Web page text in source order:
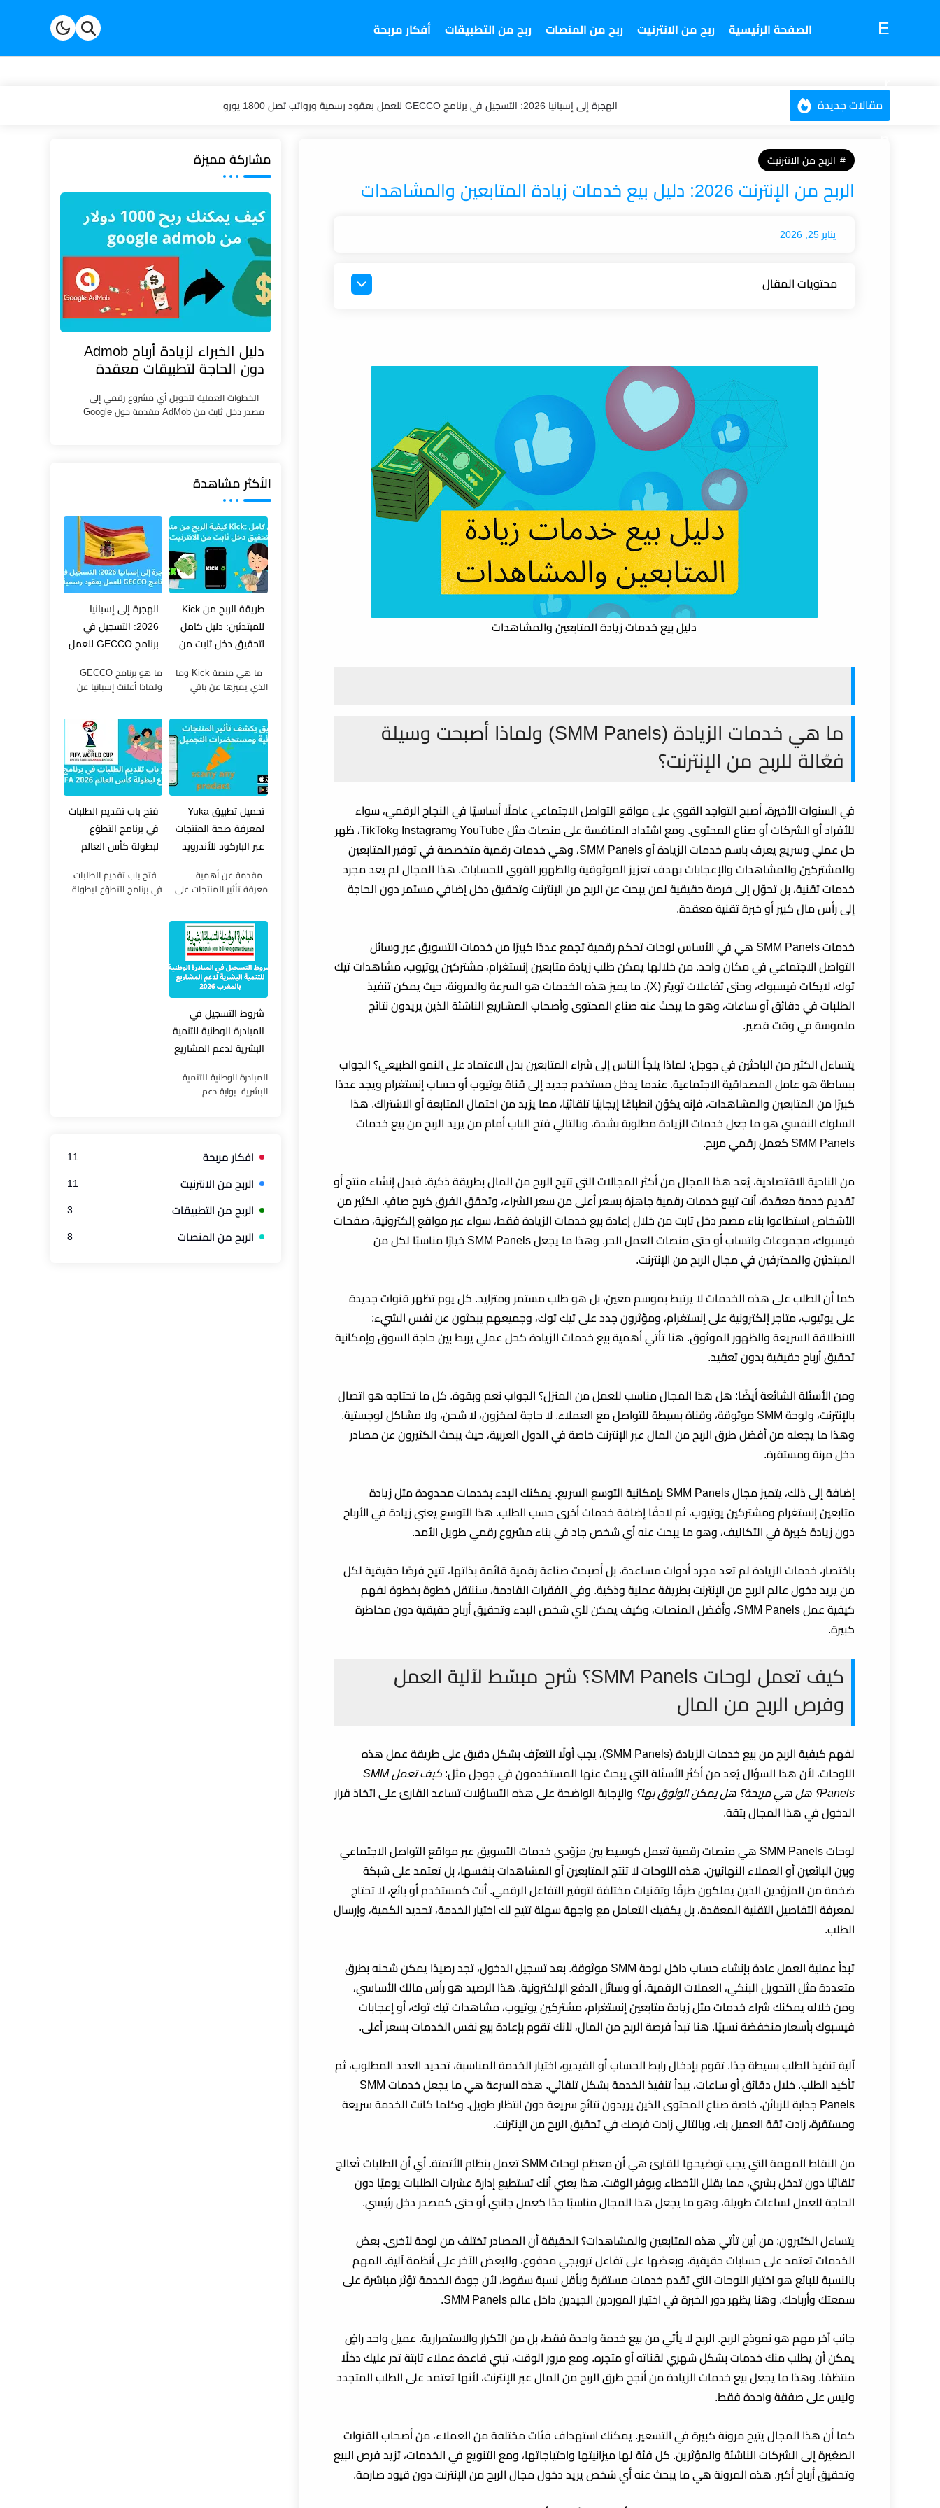
E الصفحة الرئيسية ربح من الانترنيت ربح من المنصات ربح من التطبيقات أفكار مربحة
مقالات جديدة
الربح من الإنترنت 2026: دليل بيع خدمات زيادة المتابعين والمشاهدات
شروط التسجيل في المبادرة الوطنية للتنمية البشرية لدعم المشاريع بالمغرب 2025/2026
الربح من الانترنيت
الربح من الإنترنت 2026: دليل بيع خدمات زيادة المتابعين والمشاهدات
يناير 25, 2026
محتويات المقال
هل بيع خدمات الزيادة (SMM Panels) قانوني وآمن؟ المخاطر، الحقيقة الكاملة، وكيف تحمي أرباحك
كيف تختار أفضل لوحة SMM Panels وتبدأ مشروعك في الربح من المال خطوة بخطوة
استراتيجيات تسويق خدمات SMM Panels وجذب العملاء دون إعلانات مدفوعة
كم يمكن أن تربح فعليًا من بيع خدمات الزيادة؟ أرقام واقعية واستراتيجيات مضاعفة الدخل
الأسئلة الشائعة حول بيع خدمات الزيادة (SMM Panels)
8. ما هي أهم نصائح لضمان استمرار المشروع وزيادة الأرباح؟
خلاصة المقال: بيع خدمات الزيادة (SMM Panels) وتحقيق الربح من الإنترنت
دليل بيع خدمات زيادة المتابعين والمشاهدات
ما هي خدمات الزيادة (SMM Panels) ولماذا أصبحت وسيلة
فعّالة للربح من الإنترنت؟
في السنوات الأخيرة، أصبح التواجد القوي على مواقع التواصل الاجتماعي عاملًا أساسيًا في النجاح الرقمي، سواء
للأفراد أو الشركات أو صناع المحتوى. ومع اشتداد المنافسة على منصات مثل YouTube وInstagram وTikTok، ظهر
حل عملي وسريع يعرف باسم خدمات الزيادة أو SMM Panels
، وهي خدمات رقمية متخصصة في توفير المتابعين
والمشتركين والمشاهدات والإعجابات بهدف تعزيز الموثوقية والظهور القوي للحسابات. هذا المجال لم يعد مجرد
خدمات تقنية، بل تحوّل إلى فرصة حقيقية لمن يبحث عن الربح من الإنترنت وتحقيق دخل إضافي مستمر دون الحاجة
إلى رأس مال كبير أو خبرة تقنية معقدة.
خدمات SMM Panels هي في الأساس لوحات تحكم رقمية تجمع عددًا كبيرًا من خدمات التسويق عبر وسائل
التواصل الاجتماعي في مكان واحد. من خلالها يمكن طلب زيادة متابعين إنستغرام، مشتركين يوتيوب، مشاهدات تيك
توك، لايكات فيسبوك، وحتى تفاعلات تويتر (X). ما يميز هذه الخدمات هو السرعة والمرونة، حيث يمكن تنفيذ
الطلبات في دقائق أو ساعات، وهو ما يبحث عنه صناع المحتوى وأصحاب المشاريع الناشئة الذين يريدون نتائج
ملموسة في وقت قصير.
يتساءل الكثير من الباحثين في جوجل: لماذا يلجأ الناس إلى شراء المتابعين بدل الاعتماد على النمو الطبيعي؟ الجواب
ببساطة هو عامل المصداقية الاجتماعية. عندما يدخل مستخدم جديد إلى قناة يوتيوب أو حساب إنستغرام ويجد عددًا
كبيرًا من المتابعين والمشاهدات، فإنه يكوّن انطباعًا إيجابيًا تلقائيًا، مما يزيد من احتمال المتابعة أو الاشتراك. هذا
السلوك النفسي هو ما جعل خدمات الزيادة مطلوبة بشدة، وبالتالي فتح الباب أمام من يريد الربح من بيع خدمات
SMM Panels كعمل رقمي مربح.
من الناحية الاقتصادية، يُعد هذا المجال من أكثر المجالات التي تتيح الربح من المال بطريقة ذكية. فبدل إنشاء منتج أو
تقديم خدمة معقدة، أنت تبيع خدمات رقمية جاهزة بسعر أعلى من سعر الشراء، وتحقق الفرق كربح صافٍ. الكثير من
الأشخاص استطاعوا بناء مصدر دخل ثابت من خلال إعادة بيع خدمات الزيادة فقط، سواء عبر مواقع إلكترونية، صفحات
فيسبوك، مجموعات واتساب أو حتى منصات العمل الحر. وهذا ما يجعل SMM Panels خيارًا مناسبًا لكل من
المبتدئين والمحترفين في مجال الربح من الإنترنت.
كما أن الطلب على هذه الخدمات لا يرتبط بموسم معين، بل هو طلب مستمر ومتزايد. كل يوم تظهر قنوات جديدة
على يوتيوب، متاجر إلكترونية على إنستغرام، ومؤثرون جدد على تيك توك، وجميعهم يبحثون عن نفس الشيء:
الانطلاقة السريعة والظهور الموثوق. هنا تأتي أهمية بيع خدمات الزيادة كحل عملي يربط بين حاجة السوق وإمكانية
تحقيق أرباح حقيقية بدون تعقيد.
ومن الأسئلة الشائعة أيضًا: هل هذا المجال مناسب للعمل من المنزل؟ الجواب نعم وبقوة. كل ما تحتاجه هو اتصال
بالإنترنت، ولوحة SMM موثوقة، وقناة بسيطة للتواصل مع العملاء. لا حاجة لمخزون، لا شحن، ولا مشاكل لوجستية.
وهذا ما يجعله من أفضل طرق الربح من المال عبر الإنترنت خاصة في الدول العربية، حيث يبحث الكثيرون عن مصادر
دخل مرنة ومستقرة.
إضافة إلى ذلك، يتميز مجال SMM Panels بإمكانية التوسع السريع. يمكنك البدء بخدمات محدودة مثل زيادة
متابعين إنستغرام ومشتركين يوتيوب، ثم لاحقًا إضافة خدمات أخرى حسب الطلب. هذا التوسع يعني زيادة في الأرباح
دون زيادة كبيرة في التكاليف، وهو ما يبحث عنه أي شخص جاد في بناء مشروع رقمي طويل الأمد.
باختصار، خدمات الزيادة لم تعد مجرد أدوات مساعدة، بل أصبحت صناعة رقمية قائمة بذاتها، تتيح فرصًا حقيقية لكل
من يريد دخول عالم
الربح من الإنترنت بطريقة عملية وذكية. وفي الفقرات القادمة، سننتقل خطوة بخطوة لفهم
كيفية عمل SMM Panels، وأفضل المنصات، وكيف يمكن لأي شخص البدء وتحقيق أرباح حقيقية دون مخاطرة
كبيرة.
كيف تعمل لوحات SMM Panels؟ شرح مبسّط لآلية العمل
وفرص الربح من المال
لفهم كيفية الربح من بيع خدمات الزيادة (SMM Panels)
، يجب أولًا التعرّف بشكل دقيق على طريقة عمل هذه
اللوحات، لأن هذا السؤال يُعد من أكثر الأسئلة التي يبحث عنها المستخدمون في جوجل مثل:
كيف تعمل SMM
Panels؟ هل هي مربحة؟ هل يمكن الوثوق بها؟
والإجابة الواضحة على هذه التساؤلات تساعد القارئ على اتخاذ قرار
الدخول في هذا المجال بثقة.
لوحات SMM Panels هي منصات رقمية تعمل كوسيط بين مزوّدي خدمات التسويق عبر مواقع التواصل الاجتماعي
وبين البائعين أو العملاء النهائيين. هذه اللوحات لا تنتج المتابعين أو المشاهدات بنفسها، بل تعتمد على شبكة
ضخمة من المزوّدين الذين يملكون طرقًا وتقنيات مختلفة لتوفير التفاعل الرقمي. أنت كمستخدم أو بائع، لا تحتاج
لمعرفة التفاصيل التقنية المعقدة، بل يكفيك التعامل مع واجهة سهلة تتيح لك اختيار الخدمة، تحديد الكمية، وإرسال
الطلب.
تبدأ عملية العمل عادة بإنشاء حساب داخل لوحة SMM موثوقة. بعد تسجيل الدخول، تجد رصيدًا يمكن شحنه بطرق
متعددة مثل التحويل البنكي، العملات الرقمية، أو وسائل الدفع الإلكترونية. هذا الرصيد هو رأس مالك الأساسي،
ومن خلاله يمكنك شراء خدمات مثل زيادة متابعين إنستغرام، مشتركين يوتيوب، مشاهدات تيك توك، أو إعجابات
فيسبوك بأسعار منخفضة نسبيًا. هنا تبدأ فرصة الربح من المال، لأنك تقوم بإعادة بيع نفس الخدمات بسعر أعلى.
آلية تنفيذ الطلب بسيطة جدًا. تقوم بإدخال رابط الحساب أو الفيديو، اختيار الخدمة المناسبة، تحديد العدد المطلوب، ثم
تأكيد الطلب. خلال دقائق أو ساعات، يبدأ تنفيذ الخدمة بشكل تلقائي. هذه السرعة هي ما يجعل خدمات SMM
Panels جذابة للزبائن، خاصة صناع المحتوى الذين يريدون نتائج سريعة دون انتظار طويل. وكلما كانت الخدمة سريعة
ومستقرة، زادت ثقة العميل بك، وبالتالي زادت فرصك في تحقيق الربح من الإنترنت.
من النقاط المهمة التي يجب توضيحها للقارئ هي أن معظم لوحات SMM تعمل بنظام الأتمتة. أي أن الطلبات تُعالج
تلقائيًا دون تدخل بشري، مما يقلل الأخطاء ويوفر الوقت. هذا يعني أنك تستطيع إدارة عشرات الطلبات يوميًا دون
الحاجة للعمل لساعات طويلة، وهو ما يجعل هذا المجال مناسبًا جدًا كعمل جانبي أو حتى كمصدر دخل رئيسي.
يتساءل الكثيرون: من أين تأتي هذه المتابعين والمشاهدات؟ الحقيقة أن المصادر تختلف من لوحة لأخرى. بعض
الخدمات تعتمد على حسابات حقيقية، وبعضها على تفاعل ترويجي مدفوع، والبعض الآخر على أنظمة آلية. المهم
بالنسبة للبائع هو اختيار اللوحات التي تقدم خدمات مستقرة وبأقل نسبة سقوط، لأن جودة الخدمة تؤثر مباشرة على
سمعتك وأرباحك. وهنا يظهر دور الخبرة في اختيار الموردين الجيدين داخل عالم SMM Panels.
جانب آخر مهم هو نموذج الربح. الربح لا يأتي من بيع خدمة واحدة فقط، بل من التكرار والاستمرارية. عميل واحد راضٍ
يمكن أن يطلب منك خدمات بشكل شهري لقناته أو متجره. ومع مرور الوقت، تبني قاعدة عملاء ثابتة تدر عليك دخلًا
منتظمًا. وهذا ما يجعل بيع خدمات الزيادة من أنجح طرق الربح من المال عبر الإنترنت، لأنها تعتمد على الطلب المتجدد
وليس على صفقة واحدة فقط.
كما أن هذا المجال يتيح مرونة كبيرة في التسعير. يمكنك استهداف فئات مختلفة من العملاء، من أصحاب القنوات
الصغيرة إلى الشركات الناشئة والمؤثرين. كل فئة لها ميزانيتها واحتياجاتها، ومع التنويع في الخدمات، تزيد فرص البيع
وتحقيق أرباح أكبر. هذه المرونة هي ما يبحث عنه أي شخص يريد دخول مجال الربح من الإنترنت دون قيود صارمة.
مشاركة مميزة
دليل الخبراء لزيادة أرباح Admob
دون الحاجة لتطبيقات معقدة
الخطوات العملية لتحويل أي مشروع رقمي إلى
مصدر دخل ثابت من AdMob مقدمة حول Google
الأكثر مشاهدة
طريقة الربح من Kick
للمبتدئين: دليل كامل
لتحقيق دخل ثابت من
ما هي منصة Kick وما
الذي يميزها عن باقي
من أسرع منصات البث
المباشر نموًا خلال السنوات
الهجرة إلى إسبانيا
2026: التسجيل في
برنامج GECCO للعمل
تصل 1800 يورو
ما هو برنامج GECCO
ولماذا أعلنت إسبانيا عن
إلى إسبانيا 2026 في
السنوات الأخيرة أصبحت
الهجرة القان...
تحميل تطبيق Yuka
لمعرفة صحة المنتجات
عبر الباركود للأندرويد
مقدمة عن أهمية
معرفة تأثير المنتجات على
المنتجات الغذائية
ومستحضرات التجميل التي
تدخل ...
فتح باب تقديم الطلبات
في برنامج التطوّع
لبطولة كأس العالم
فتح باب تقديم الطلبات
في برنامج التطوّع لبطولة
شروط التسجيل في
المبادرة الوطنية للتنمية
البشرية لدعم المشاريع
المبادرة الوطنية للتنمية
البشرية: بوابة دعم
الوطن...
افكار مربحة 11
الربح من الانترنيت 11
الربح من التطبيقات 3
الربح من المنصات 8